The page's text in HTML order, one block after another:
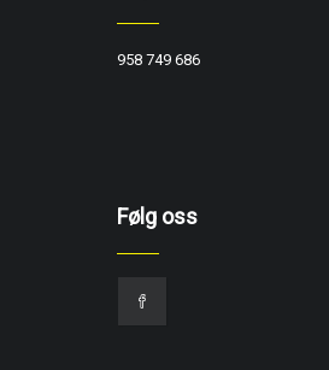
958 749 686
Følg oss